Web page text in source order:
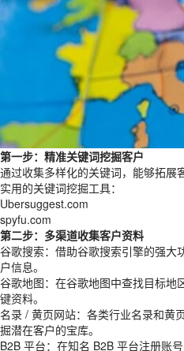
第一步：精准关键词挖掘客户
通过收集多样化的关键词，能够拓展
实用的关键词挖掘工具：
Ubersuggest.com
spyfu.com
第二步：多渠道收集客户资料
谷歌搜索：借助谷歌搜索引擎的强大
户信息。
谷歌地图：在谷歌地图中查找目标地
键资料。
名录 / 黄页网站：各类行业名录和黄
掘潜在客户的宝库。
B2B 平台：在知名 B2B 平台注册账